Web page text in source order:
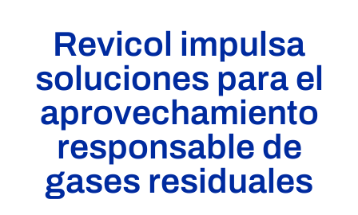
v
i
c
o
Revicol impulsa
soluciones para el
aprovechamiento
responsable de
gases residuales